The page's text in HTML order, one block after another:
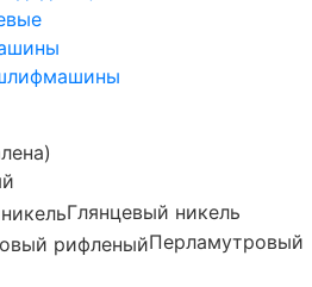
Глянцевый никель
Перламутровый